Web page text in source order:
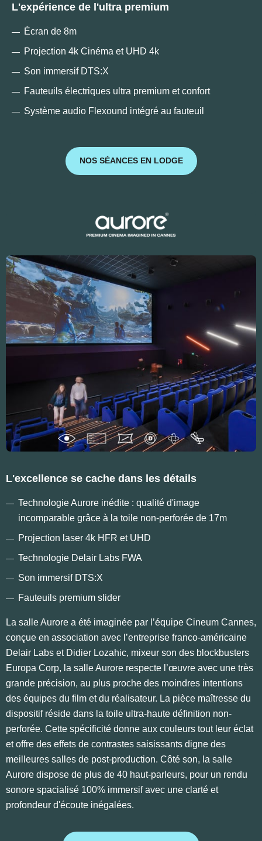
L'expérience de l'ultra premium
Écran de 8m
Projection 4k Cinéma et UHD 4k
Son immersif DTS:X
Fauteuils électriques ultra premium et confort
Système audio Flexound intégré au fauteuil
NOS SÉANCES EN LODGE
L'excellence se cache dans les détails
Technologie Aurore inédite : qualité d'image
incomparable grâce à la toile non-perforée de 17m
Projection laser 4k HFR et UHD
Technologie Delair Labs FWA
Son immersif DTS:X
Fauteuils premium slider
La salle Aurore a été imaginée par l’équipe Cineum Cannes,
conçue en association avec l’entreprise franco-américaine
Delair Labs et Didier Lozahic, mixeur son des blockbusters
Europa Corp, la salle Aurore respecte l’œuvre avec une très
grande précision, au plus proche des moindres intentions
des équipes du film et du réalisateur. La pièce maîtresse du
dispositif réside dans la toile ultra-haute définition non-
perforée. Cette spécificité donne aux couleurs tout leur éclat
et offre des effets de contrastes saisissants digne des
meilleures salles de post-production. Côté son, la salle
Aurore dispose de plus de 40 haut-parleurs, pour un rendu
sonore spacialisé 100% immersif avec une clarté et
profondeur d'écoute inégalées.